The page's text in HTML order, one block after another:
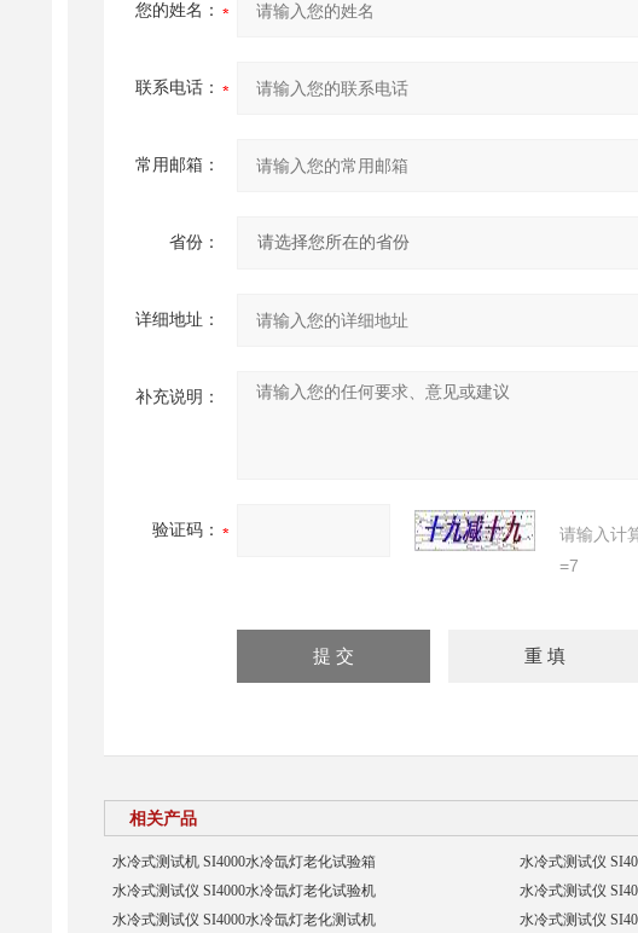
您的姓名：
联系电话：
常用邮箱：
省份：
详细地址：
补充说明：
验证码：
请输入计
=7
相关产品
水冷式测试机 SI4000水冷氙灯老化试验箱
水冷式测试仪
水冷式测试仪 SI4000水冷氙灯老化试验机
水冷式测试仪
水冷式测试仪 SI4000水冷氙灯老化测试机
水冷式测试仪